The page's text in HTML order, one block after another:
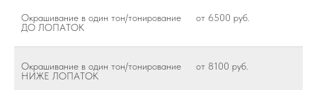
Окрашивание в один тон/тонирование
ДО ЛОПАТОК
от 6500 руб.
Окрашивание в один тон/тонирование
НИЖЕ ЛОПАТОК
от 8100 руб.